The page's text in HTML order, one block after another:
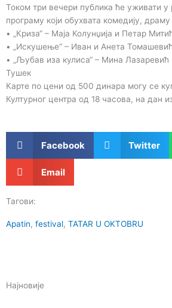
Током три вечери публика ће уживати у
програму који обухвата комедију,
• „Криза“ – Маја Колунџија и Петар
• „Искушење“ – Иван и Анета Томашевић
• „Љубав иза кулиса“ – Мина
Тушек
Карте по цени од 500 динара могу се
Културног центра од 18 часова, на дан
Facebook Twitter
Email
Тагови:
Apatin, festival, TATAR U OKTOBRU
Најновије